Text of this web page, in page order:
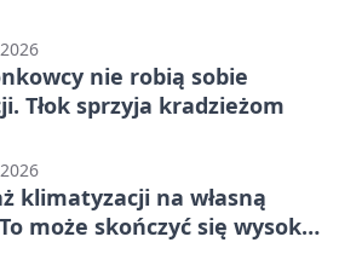
nie robią sobie
Tłok sprzyja kradzieżom
klimatyzacji na własną
może skończyć się wysoką